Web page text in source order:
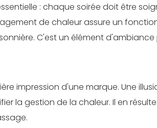
: chaque soirée doit être
de chaleur assure un
C'est un élément
impression d'une marque. Une
la gestion de la chaleur. Il en